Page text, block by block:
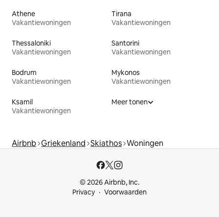
Athene
Vakantiewoningen
Tirana
Vakantiewoningen
Thessaloniki
Vakantiewoningen
Santorini
Vakantiewoningen
Bodrum
Vakantiewoningen
Mykonos
Vakantiewoningen
Ksamil
Vakantiewoningen
Meer tonen
Airbnb Griekenland Skiathos Woningen
© 2026 Airbnb, Inc.
Privacy
Voorwaarden